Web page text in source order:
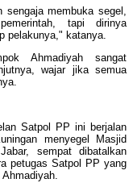
sengaja membuka segel,
tapi dirinya
pelakunya," katanya.
Ahmadiyah sangat
wajar jika semua
Satpol PP ini berjalan
menyegel Masjid
sempat dibatalkan
petugas Satpol PP yang